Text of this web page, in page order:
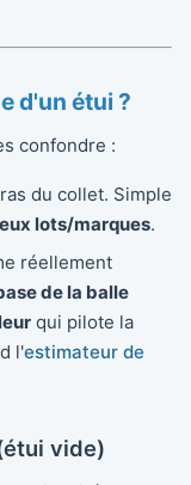
d'un étui ?
confondre :
du collet. Simple
lots/marques.
réellement
de la balle
qui pilote la
l'estimateur de
vide)